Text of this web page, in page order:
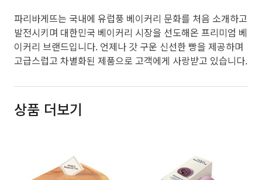
파리바게뜨는 국내에 유럽풍 베이커리 문화를 처음 소개하고
발전시키며 대한민국 베이커리 시장을 선도해온 프리미엄 베
이커리 브랜드입니다. 언제나 갓 구운 신선한 빵을 제공하며
고급스럽고 차별화된 제품으로 고객에게 사랑받고 있습니다.
상품 더보기